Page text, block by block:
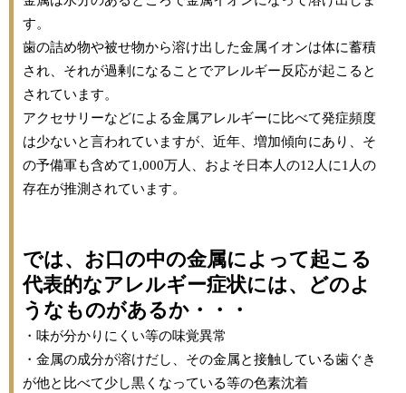
す。
歯の詰め物や被せ物から溶け出した金属イオンは体に蓄積
され、それが過剰になることでアレルギー反応が起こると
されています。
アクセサリーなどによる金属アレルギーに比べて発症頻度
は少ないと言われていますが、近年、増加傾向にあり、そ
の予備軍も含めて1,000万人、およそ日本人の12 人に1 人の
存在が推測されています。
では、お口の中の金属によって起こる
代表的なアレルギー症状には、どのよ
うなものがあるか・・・
・味が分かりにくい等の味覚異常
・金属の成分が溶けだし、その金属と接触している歯ぐき
が他と比べて少し黒くなっている等の色素沈着